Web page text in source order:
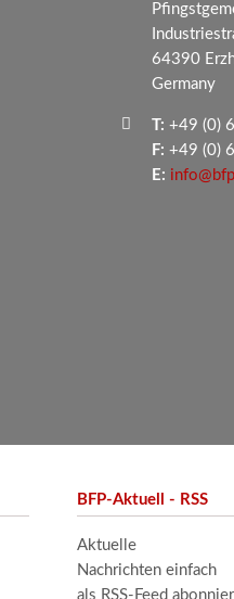
64390
Germany
T: +49 (0)
F: +49 (0)
E:
BFP-Aktuell - RSS
Aktuelle
Nachrichten einfach
als RSS-Feed